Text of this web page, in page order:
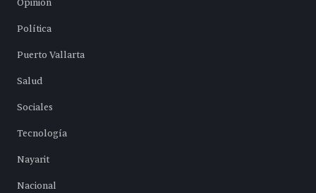
Opinión
Política
Puerto Vallarta
Salud
Sociales
Tecnología
Nayarit
Nacional